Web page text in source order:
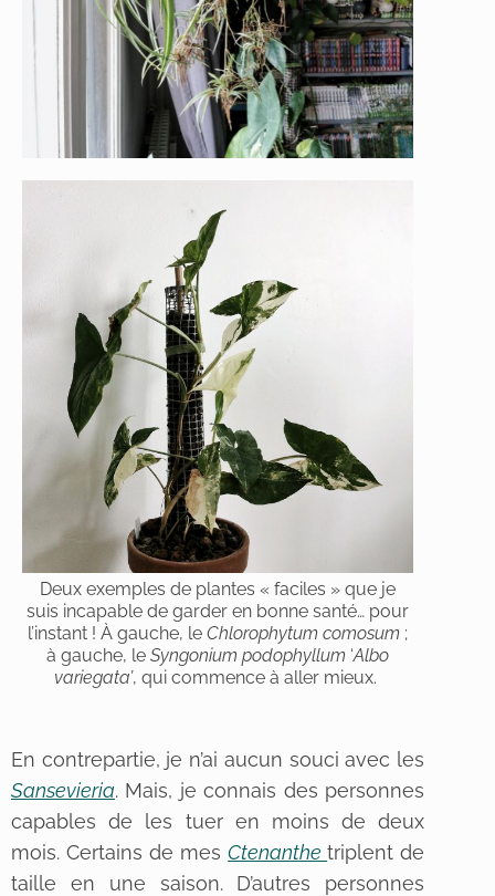
Deux exemples de plantes « faciles » que je
suis incapable de garder en bonne santé… pour
l’instant ! À gauche, leChlorophytum comosum ;
à gauche, leSyngonium podophyllum ‘Albo
variegata’, qui commence à aller mieux.
En contrepartie, je n’ai aucun souci avec les
Sansevieria. Mais, je connais des personnes
capables de les tuer en moins de deux
mois. Certains de mesCtenanthetriplent de
taille en une saison. D’autres personnes